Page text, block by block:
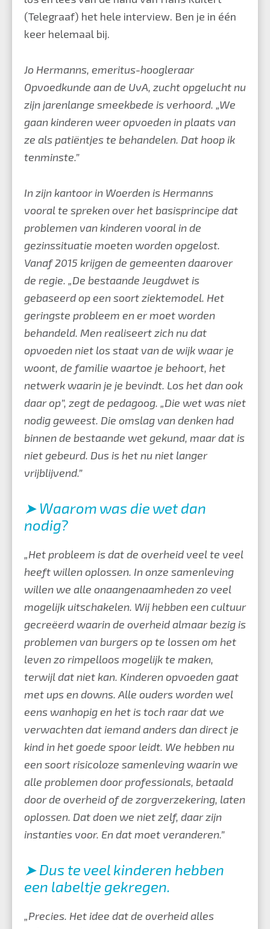
(Telegraaf) het hele interview. Ben je in één
keer helemaal bij.
Jo Hermanns, emeritus-hoogleraar
Opvoedkunde aan de UvA, zucht opgelucht nu
zijn jarenlange smeekbede is verhoord. „We
gaan kinderen weer opvoeden in plaats van
ze als patiëntjes te behandelen. Dat hoop ik
tenminste.”
In zijn kantoor in Woerden is Hermanns
vooral te spreken over het basisprincipe dat
problemen van kinderen vooral in de
gezinssituatie moeten worden opgelost.
Vanaf 2015 krijgen de gemeenten daarover
de regie. „De bestaande Jeugdwet is
gebaseerd op een soort ziektemodel. Het
geringste probleem en er moet worden
behandeld. Men realiseert zich nu dat
opvoeden niet los staat van de wijk waar je
woont, de familie waartoe je behoort, het
netwerk waarin je je bevindt. Los het dan ook
daar op”, zegt de pedagoog. „Die wet was niet
nodig geweest. Die omslag van denken had
binnen de bestaande wet gekund, maar dat is
niet gebeurd. Dus is het nu niet langer
vrijblijvend.”
➤ Waarom was die wet dan
nodig?
„Het probleem is dat de overheid veel te veel
heeft willen oplossen. In onze samenleving
willen we alle onaangenaamheden zo veel
mogelijk uitschakelen. Wij hebben een cultuur
gecreëerd waarin de overheid almaar bezig is
problemen van burgers op te lossen om het
leven zo rimpelloos mogelijk te maken,
terwijl dat niet kan. Kinderen opvoeden gaat
met ups en downs. Alle ouders worden wel
eens wanhopig en het is toch raar dat we
verwachten dat iemand anders dan direct je
kind in het goede spoor leidt. We hebben nu
een soort risicoloze samenleving waarin we
alle problemen door professionals, betaald
door de overheid of de zorgverzekering, laten
oplossen. Dat doen we niet zelf, daar zijn
instanties voor. En dat moet veranderen.”
➤ Dus te veel kinderen hebben
een labeltje gekregen.
„Precies. Het idee dat de overheid alles